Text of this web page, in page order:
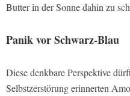
Butter in der Sonne dahin zu
Panik vor Schwarz-Blau
Diese denkbare Perspektive
Selbstzerstörung erinnerten